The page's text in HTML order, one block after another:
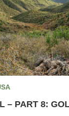
– PART 8: